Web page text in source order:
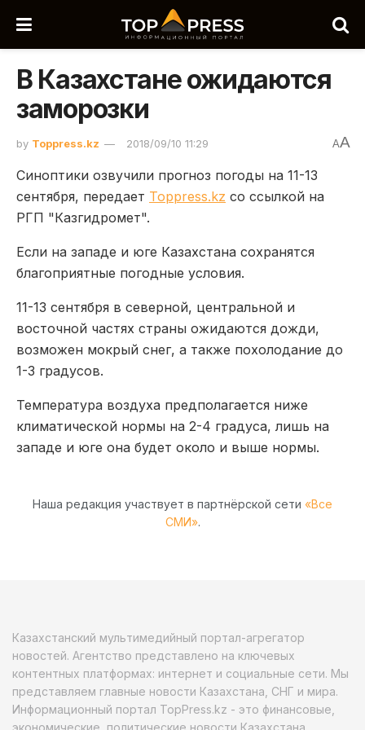
В Казахстане ожидаются
заморозки
by Toppress.kz 2018/09/10 11:29 AA
Синоптики озвучили прогноз погоды на 11-13
сентября, передает Toppress.kz со ссылкой на
РГП "Казгидромет".
Если на западе и юге Казахстана сохранятся
благоприятные погодные условия.
11-13 сентября в северной, центральной и
восточной частях страны ожидаются дожди,
возможен мокрый снег, а также похолодание до
1-3 градусов.
Температура воздуха предполагается ниже
климатической нормы на 2-4 градуса, лишь на
западе и юге она будет около и выше нормы.
Наша редакция участвует в партнёрской сети «Все
СМИ».
Казахстанский мультимедийный портал-агрегатор
новостей. Агентство представлено на ключевых
контентных платформах: интернет и социальные сети. Мы
представляем главные новости Казахстана, СНГ и мира.
Информационный портал TopPress.kz - это финансовые,
экономические, политические новости Казахстана,